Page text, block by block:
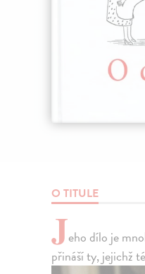
O TITULE
Jeho dílo je
přináší ty, jejichž